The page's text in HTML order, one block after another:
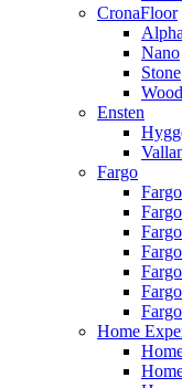
CronaFloor
Alpha
Nano
Stone
Wood
Ensten
Fargo
Home